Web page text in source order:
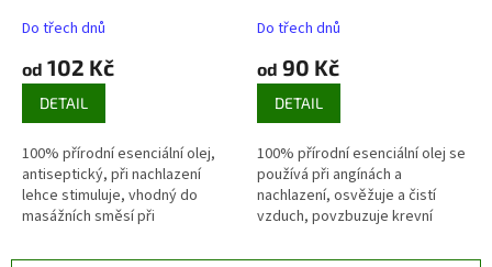
Do třech dnů
od 102 Kč
DETAIL
100% přírodní esenciální olej,
antiseptický, při nachlazení
lehce stimuluje, vhodný do
masážních směsí při
Do třech dnů
od 90 Kč
DETAIL
100% přírodní esenciální olej se
používá při angínách a
nachlazení, osvěžuje a čistí
vzduch, povzbuzuje krevní